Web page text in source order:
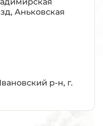
Аньковская
р-н, г.